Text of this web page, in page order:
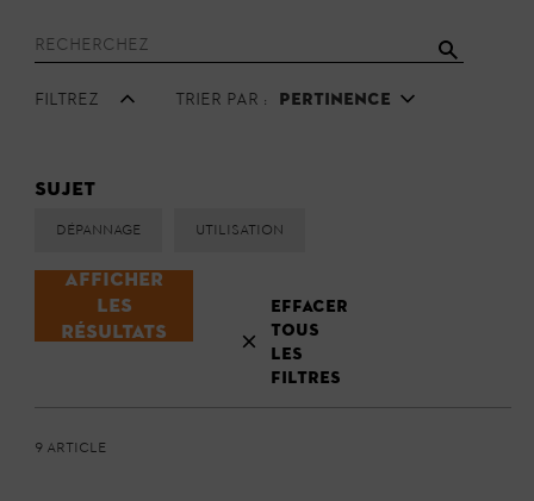
Filtrez Trier par : Pertinence
Sujet
Dépannage Utilisation
Afficher
les
résultats
Effacer
tous
les
filtres
9 Article